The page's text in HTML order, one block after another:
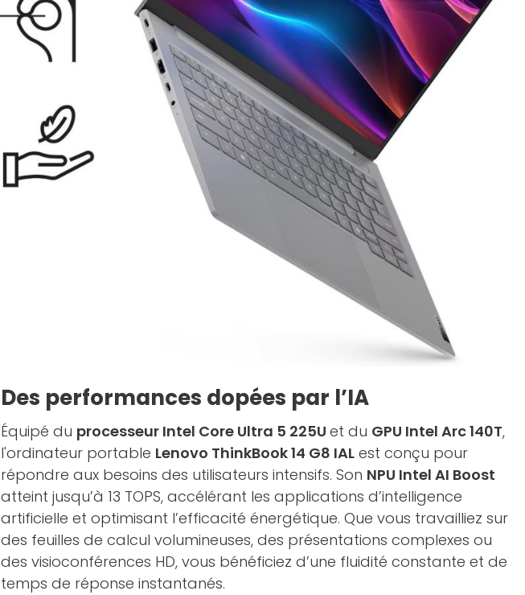
Des performances dopées par l’IA
Équipé du processeur Intel Core Ultra 5 225U et du GPU Intel Arc 140T,
l'ordinateur portable Lenovo ThinkBook 14 G8 IAL est conçu pour
répondre aux besoins des utilisateurs intensifs. Son NPU Intel AI Boost
atteint jusqu’à 13 TOPS, accélérant les applications d’intelligence
artificielle et optimisant l’efficacité énergétique. Que vous travailliez sur
des feuilles de calcul volumineuses, des présentations complexes ou
des visioconférences HD, vous bénéficiez d’une fluidité constante et de
temps de réponse instantanés.